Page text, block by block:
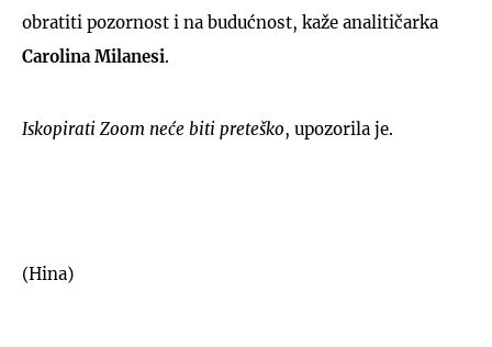
obratiti pozornost i na budućnost, kaže analitičarka
Carolina Milanesi.
Iskopirati Zoom neće biti preteško, upozorila je.
(Hina)